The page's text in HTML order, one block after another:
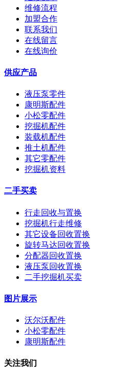
维修流程
加盟合作
联系我们
在线留言
在线询价
供应产品
液压泵零件
康明斯配件
小松零配件
挖掘机配件
装载机配件
推土机配件
其它零配件
挖掘机资料
二手买卖
行走回收与置换
挖掘机行走维修
其它设备回收置换
旋转马达回收置换
分配器回收置换
液压泵回收置换
二手挖掘机买卖
图片展示
沃尔沃配件
小松零配件
康明斯配件
关注我们